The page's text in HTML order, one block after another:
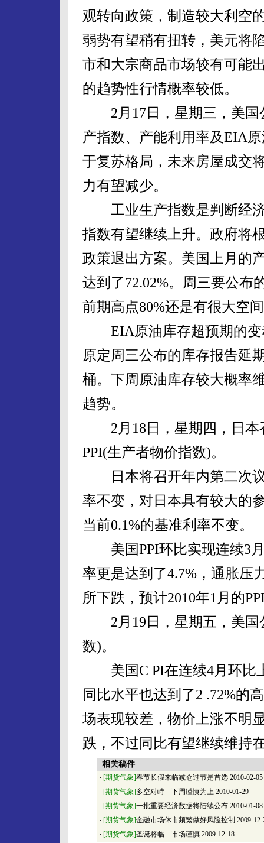
观转向政策，制造较大利空
弱势有望稍有扭转，美元将
市和大宗商品市场较有可能
的趋势性行情概率较低。
2月17日，星期三，美国
产指数、产能利用率及EIA
于复苏格局，未来房屋成交
力有望减少。
工业生产指数是判断经济
指数有望继续上升。政府将
政策退出方案。美国上月的
达到了72.02%。周三要公布
前期高点80%还是有很大空
EIA原油库存超预期的变
原定周三公布的库存报告延
桶。下周原油库存较大概率
趋势。
2月18日，星期四，日本
PPI(生产者物价指数)。
日本将召开年内第二次议
率不变，对日本具有较大的
当前0.1%的基准利率不变。
美国PPI环比实现连续3月
率更是达到了4.7%，通胀压
所下跌，预计2010年1月的
2月19日，星期五，美国
数)。
美国C PI在连续4月环比
同比水平也达到了2 .72%的
场表现较差，物价上涨不明
跌，不过同比有望继续维持
相关稿件
· [期货气象]春节长假来临减仓过节是首选 2010-02-05
· [期货气象]多空对峙 下周谨慎为上 2010-01-29
· [期货气象]一批重要经济数据将陆续公布 2010-01-08
· [期货气象]金融市场休市频繁做好风险控制 2009-12-
· [期货气象]圣诞将临 市场谨慎 2009-12-18